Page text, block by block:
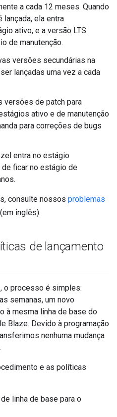
a cada 12 meses. Quando
lançada, ela entra
ativo, e a versão LTS
de manutenção.
versões secundárias na
lançadas uma vez a cada
versões de patch para
ativo e de manutenção
para correções de bugs
entra no estágio
ficar no estágio de
consulte nossos problemas
inglês).
de lançamento
o processo é simples:
semanas, um novo
à mesma linha de base do
Blaze. Devido à programação
nenhuma mudança
e as políticas
linha de base para o